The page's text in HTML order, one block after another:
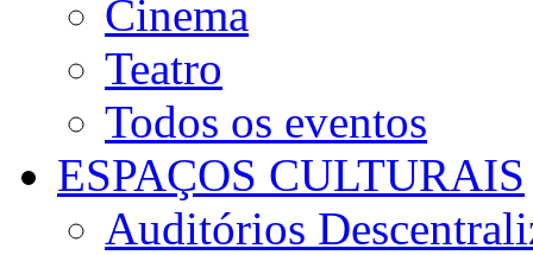
Cinema
Teatro
Todos os eventos
ESPAÇOS CULTURAIS
Auditórios